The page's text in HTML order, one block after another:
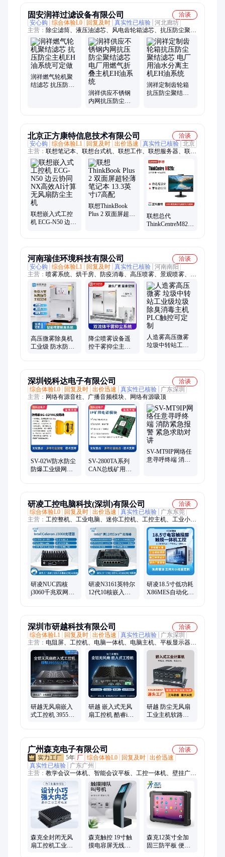
固安润祥过滤设备有限公司
洽谈
安心购
综合体验L0 回复及时 真实性已核验 河北廊坊
主营： 除尘滤筒、液压油滤芯、风电齿轮箱滤芯、抗压防尘聚结
滤芯、过滤器滤芯、钢厂液压站油滤芯、电厂液压油滤芯、不锈
钢滤芯、工程机械滤芯、滤清器、润滑油滤芯、煤矿液压泵站滤
芯、盾构机滤芯、发电厂汽轮机滤芯、精密滤芯、船舶设备液压
滤芯、风电滤芯、聚结滤芯、滤芯、矿山机械设备滤芯、矿山机
械润滑油滤清器、双筒过滤器滤芯、自洁式空气滤芯、锅炉磨煤
机过滤器滤芯、三一重工液压油滤芯、徐工挖掘机滤芯
润祥燃气轮机聚
结滤芯 抗压防尘
润祥供应不锈钢
内网抗压防尘聚
润祥定制齿轮箱
抗压防尘聚结滤
北京正方康特信息技术有限公司
洽谈
安心购
综合体验L1 回复及时 出价迅速 真实性已核验 北京
主营： 联想笔记本、联想台式机、联想工作、联想服务器、联想
工控机、启天台式机、联想平板电脑、联想智慧大屏、联想一体
机、联想显示器、联想打印机、联想扬天、联想开天信创国产电
脑
联想嵌入式工控
机 ECG-N50 边云
联想ThinkBook
Plus 2 双面屏超轻
联想总代
ThinkCentreM820z
河南瑞佳环境科技有限公司
洽谈
安心购
综合体验L1 回复及时 真实性已核验 河南南阳
主营： 喷雾系统、烘干房、防疫消毒、高压喷雾、景观喷雾、加
湿降温、车辆消毒、喷雾加湿、烘干消毒、汽车消毒、喷淋喷
雾、底盘清洗机、喷雾消毒机、中央清洗系统、车辆消毒通道、
车辆洗消中心、超高压清洗机、热水清洗机、食品卫生清洁设
备、泡沫清洗机、食品车间高压洗消机、高压洗消机、移动泡沫
清洗机、碱性泡沫清洗剂、酸性泡沫清洗剂
高压微雾除臭机
工业级 防水防尘
降尘喷雾设备遥
控干雾抑尘主机
人造雾高压微雾
垃圾中转站工业
深圳锐科达电子有限公司
洽谈
综合体验L0
回复及时 出价迅速 真实性已核验
广东深圳
主营： 网络有源音柱、广播音频模块、网络有源吸顶
SV-02W防水防尘
防爆工业级网络
SV-2800TA系列
CAN总线矿用电
SV-MT9IP网络任
意寻呼终端 消防
研凌工控电脑科技(深圳)有限公司
洽谈
综合体验L0
回复及时 出价迅速 真实性已核验
广东东莞
主营： 工控整机、工业电脑、迷你工控机、工控主机、工业小主
机、工控小主机、迷你电脑主机、嵌入式工控机、无风扇工控
机、可扩展工控机、工控一体机、工业平板
研凌NUC四核
j3060千兆双网口
研凌N3161英特尔
12代10核嵌入式
研凌18.5寸低功耗
X86MES自动化设
深圳市研越科技有限公司
洽谈
综合体验L1
回复及时 出价迅速 真实性已核验
广东深圳
主营： 电阻屏、工控机、电脑一体机、电脑主机、平板显示器、
耐高低温机箱、工业平板电脑、嵌入式工控机、迷你电脑、工控
一体机、触摸一体机、工业一体机、工业显示器、服务器、GPU
服务器、工业主板、ITX主板、三防平板电脑、三防平板、工控
机主板、工业电脑、NAS、研华工控机、网安平台
研越无风扇嵌入
式工控机 3955U
研越 嵌入式无风
扇工控机 酷睿i5
研越 防尘无风扇
工业主机软路由
广州森克电子有限公司
洽谈
5年 厂 综合体验L0 回复及时 出价迅速
真实性已核验
广东广州
主营： 教学会议一体机、智能会议平板、工控一体机、壁挂广告
机、液晶广告机、户外广告机、纳米智慧黑板、人脸识别测温一
体机、排队叫号机、LED全彩屏、触摸显示屏、自助借还书机、
触控一体机、自助终端机、触摸查询一体机、液晶拼接屏、会议
一体机、直播屏、工业触控一体机、智能书柜、LED拼接屏、测
温机器人、触摸一体机
森克全封闭无风
扇工控机工业防
森克触控 19寸触
摸电容屏无线排
森克12英寸全加
固三防平板 便携